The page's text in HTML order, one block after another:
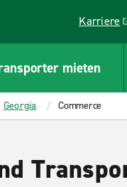
Karriere
Link
mieten
Georgia Commerce